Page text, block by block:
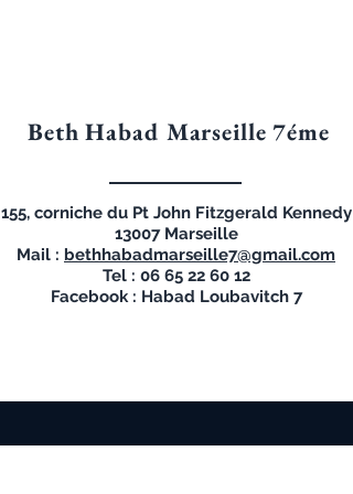
Beth Habad Marseille 7éme
155, corniche du Pt John Fitzgerald Kennedy
13007 Marseille
Mail : bethhabadmarseille7@gmail.com
Tel : 06 65 22 60 12
Facebook : Habad Loubavitch 7